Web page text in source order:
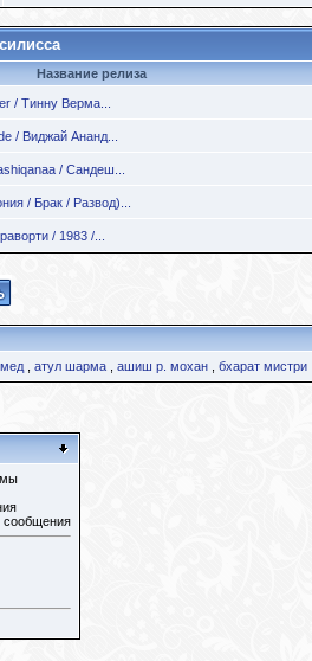
Название релиза
/ Тинну Верма...
/ Виджай Ананд...
/ Сандеш...
/ Брак / Развод)...
/ 1983 /...
атул шарма ашиш р. мохан бхарат мистри
сообщения